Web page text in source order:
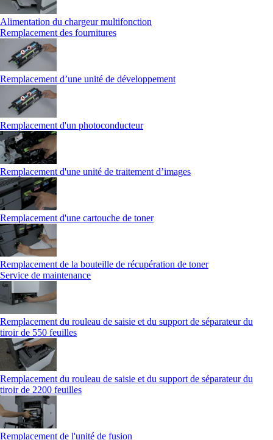
Alimentation du chargeur multifonction
Remplacement des fournitures
Remplacement d’une unité de développement
Remplacement d'un photoconducteur
Remplacement d'une unité de traitement d’images
Remplacement d'une cartouche de toner
Remplacement de la bouteille de récupération de toner
Service de maintenance
Remplacement du rouleau de saisie et du support de séparateur du
tiroir de 550 feuilles
Remplacement du rouleau de saisie et du support de séparateur du
tiroir de 2200 feuilles
Remplacement de l'unité de fusion